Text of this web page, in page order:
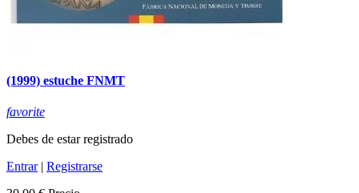
(1999) estuche FNMT
favorite
Debes de estar registrado
Entrar| Registrarse